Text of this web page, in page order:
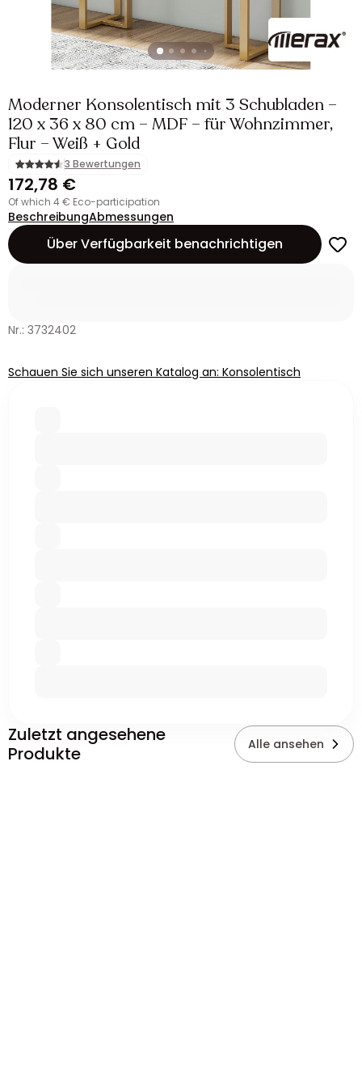
Moderner Konsolentisch mit 3 Schubladen –
120 x 36 x 80 cm – MDF – für Wohnzimmer,
Flur – Weiß + Gold
3 Bewertungen
172,78 €
of which 4 € Eco-participation
BeschreibungAbmessungen
Über Verfügbarkeit benachrichtigen
Nr.: 3732402
Schauen Sie sich unseren Katalog an: Konsolentisch
Zuletzt angesehene
Produkte
Alle ansehen